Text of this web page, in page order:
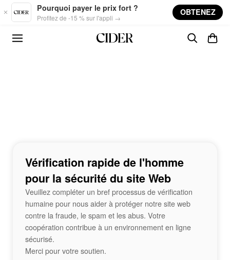
Skip to main content
Pourquoi payer le prix fort ?
Profitez de -15 % sur l'appli →
OBTENEZ
Vérification rapide de l'homme
pour la sécurité du site Web
Veuillez compléter un bref processus de vérification
humaine pour nous aider à protéger notre site web
contre la fraude, le spam et les abus. Votre
coopération contribue à un environnement en ligne
sécurisé.
Merci pour votre soutien.